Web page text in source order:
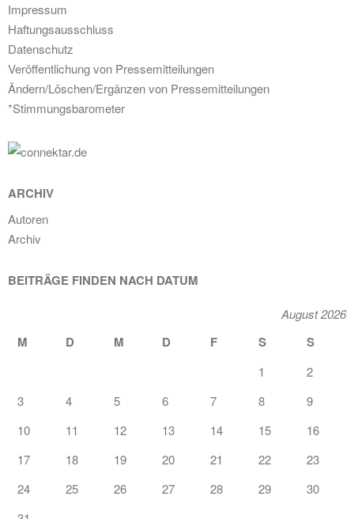
Impressum
Haftungsausschluss
Datenschutz
Veröffentlichung von Pressemitteilungen
Ändern/Löschen/Ergänzen von Pressemitteilungen
*Stimmungsbarometer
ARCHIV
Autoren
Archiv
BEITRÄGE FINDEN NACH DATUM
August 2026
M D M D F S S
1
2
3
4 5 6 7 8
9
10
11 12 13 14 15
16
17
18 19 20 21 22
23
24
25 26 27 28 29
30